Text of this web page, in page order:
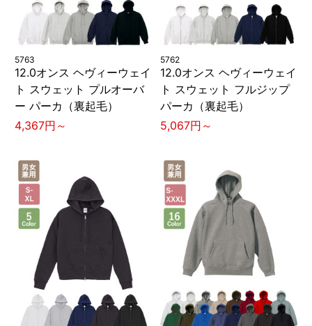
5763
12.0オンス ヘヴィーウェイ
ト スウェット プルオーバ
ー パーカ（裏起毛）
4,367円～
5762
12.0オンス ヘヴィーウェイ
ト スウェット フルジップ
パーカ（裏起毛）
5,067円～